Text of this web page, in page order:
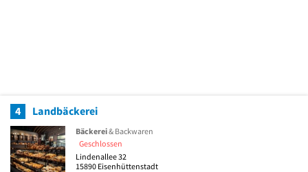
4 Landbäckerei
Bäckerei& Backwaren
Geschlossen
Lindenallee 32
15890 Eisenhüttenstadt